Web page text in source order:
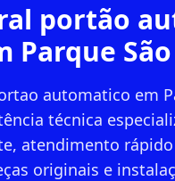
portão
Parque
automatico em
técnica
atendimento
originais e